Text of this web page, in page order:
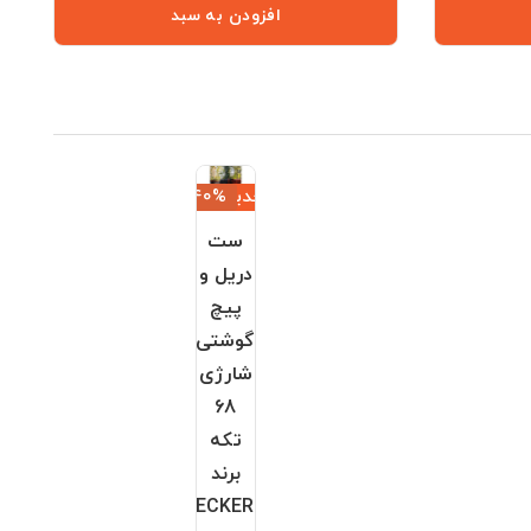
افزودن به سبد
جدید‎−40%
ست
دریل و
پیچ
گوشتی
شارژی
68
تکه
برند
BLACK+DECKER